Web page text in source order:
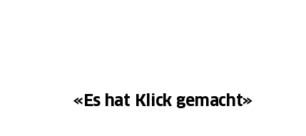
«Es hat Klick gemacht»